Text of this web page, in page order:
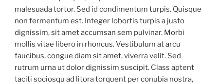
malesuada tortor. Sed id condimentum turpis. Quisque
non fermentum est. Integer lobortis turpis a justo
dignissim, sit amet accumsan sem pulvinar. Morbi
mollis vitae libero in rhoncus. Vestibulum at arcu
faucibus, congue diam sit amet, viverra velit. Sed
rutrum urna ut dolor dignissim suscipit. Class aptent
taciti sociosqu ad litora torquent per conubia nostra,